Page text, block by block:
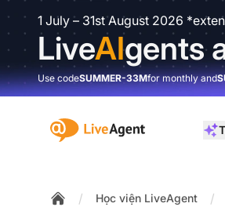
1 July – 31st August 2026
LiveAIgents
Use codeSUMMER-33Mfor monthly and
:site.title
/ Học viện LiveAgent /